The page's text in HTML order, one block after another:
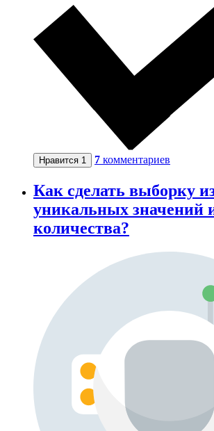
Нравится 1 7 комментариев
Как сделать выборку
уникальных значений
количества?